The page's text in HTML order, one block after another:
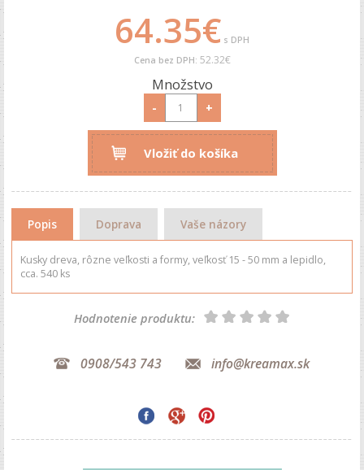
64.35€ s DPH
Cena bez DPH: 52.32€
Množstvo
- +
Vložiť do košíka
Popis Doprava Vaše názory
Kusky dreva, rôzne veľkosti a formy, veľkosť 15 - 50 mm a lepidlo,
cca. 540 ks
Hodnotenie produktu:
0908/543 743 info@kreamax.sk